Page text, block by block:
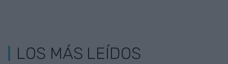
LOS MÁS LEÍDOS